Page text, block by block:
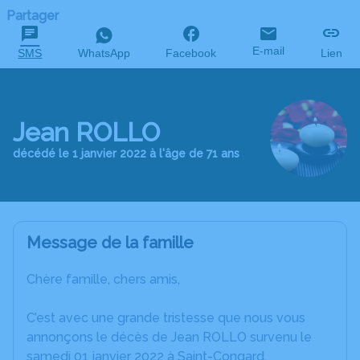
Partager
SMS WhatsApp Facebook E-mail Lien
Jean ROLLO
décédé le 1 janvier 2022 à l'âge de 71 ans
Message de la famille
Chère famille, chers amis,
C’est avec une grande tristesse que nous vous
annonçons le décès de Jean ROLLO survenu le
samedi 01 janvier 2022 à Saint-Congard.